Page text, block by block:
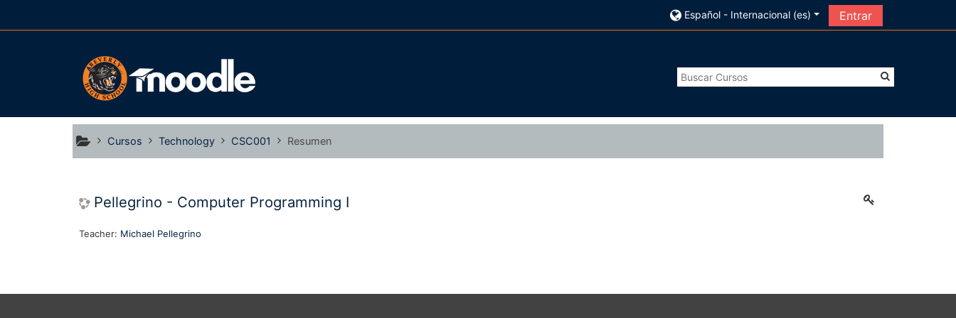
Español - Internacional ‎(es)‎ Entrar
Cursos Technology CSC001 Resumen
Pellegrino - Computer Programming I
Teacher: Michael Pellegrino